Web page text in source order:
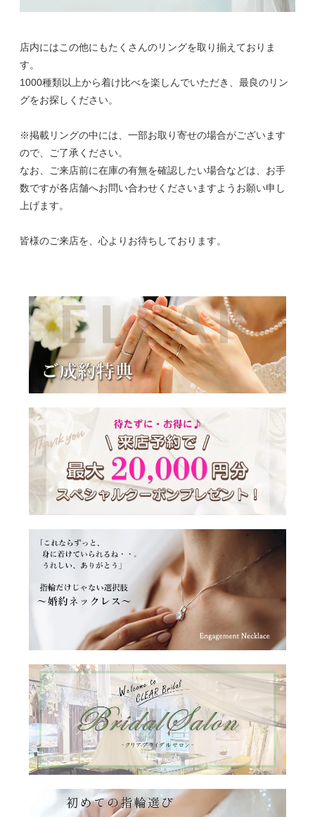
店内にはこの他にもたくさんのリングを取り揃えておりま
す。
1000種類以上から着け比べを楽しんでいただき、最良のリン
グをお探しください。
※掲載リングの中には、一部お取り寄せの場合がございます
ので、ご了承ください。
なお、ご来店前に在庫の有無を確認したい場合などは、お手
数ですが各店舗へお問い合わせくださいますようお願い申し
上げます。
皆様のご来店を、心よりお待ちしております。